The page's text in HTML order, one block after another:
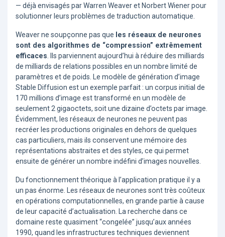
— déjà envisagés par Warren Weaver et Norbert Wiener pour
solutionner leurs problèmes de traduction automatique.
Weaver ne soupçonne pas que les réseaux de neurones
sont des algorithmes de “compression” extrêmement
efficaces . Ils parviennent aujourd’hui à réduire des milliards
de milliards de relations possibles en un nombre limité de
paramètres et de poids. Le modèle de génération d’image
Stable Diffusion est un exemple parfait : un corpus initial de
170 millions d’image est transformé en un modèle de
seulement 2 gigaoctets, soit une dizaine d’octets par image.
Évidemment, les réseaux de neurones ne peuvent pas
recréer les productions originales en dehors de quelques
cas particuliers, mais ils conservent une mémoire des
représentations abstraites et des styles, ce qui permet
ensuite de générer un nombre indéfini d’images nouvelles.
Du fonctionnement théorique à l’application pratique il y a
un pas énorme. Les réseaux de neurones sont très coûteux
en opérations computationnelles, en grande partie à cause
de leur capacité d’actualisation. La recherche dans ce
domaine reste quasiment “congelée” jusqu’aux années
1990, quand les infrastructures techniques deviennent